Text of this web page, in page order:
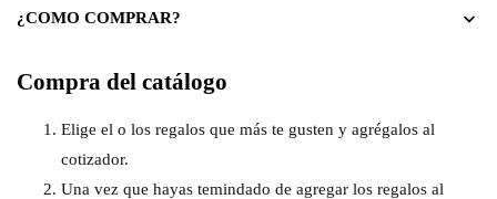
¿COMO COMPRAR?
Compra del catálogo
Elige el o los regalos que más te gusten y agrégalos al
cotizador.
Una vez que hayas temindado de agregar los regalos al